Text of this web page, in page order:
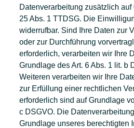
Datenverarbeitung zusätzlich auf
25 Abs. 1 TTDSG. Die
widerrufbar. Sind Ihre Daten zur
oder zur Durchführung
erforderlich, verarbeiten wir Ihre
Grundlage des Art. 6 Abs. 1 lit. b
Weiteren verarbeiten wir Ihre
zur Erfüllung einer rechtlichen
erforderlich sind auf Grundlage
c DSGVO. Die
Grundlage unseres berechtigten